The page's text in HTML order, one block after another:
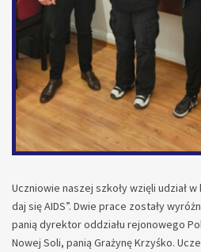
Uczniowie naszej szkoły wzięli udział
daj się AIDS”. Dwie prace zostały
panią dyrektor oddziału rejonowego
Nowej Soli, panią Grażynę Krzyśko.